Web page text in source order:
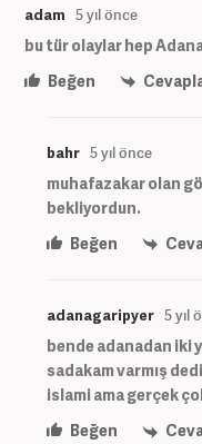
adam 5 yıl önce
bu tür olaylar hep
Beğen
bahr 5 yıl önce
muhafazakar olan
bekliyordun.
Beğen
adanagaripyer 5 yıl
bende adanadan iki
sadakam varmış
islami ama gerçek
Beğen